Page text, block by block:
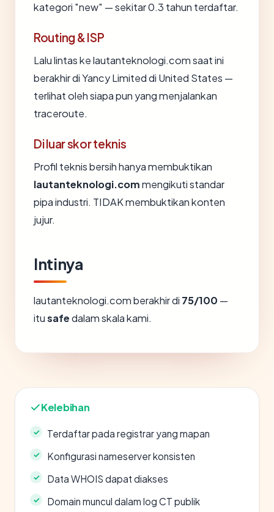
kategori "new" — sekitar 0.3 tahun terdaftar.
Routing & ISP
Lalu lintas ke lautanteknologi.com saat ini
berakhir di Yancy Limited di United States —
terlihat oleh siapa pun yang menjalankan
traceroute.
Di luar skor teknis
Profil teknis bersih hanya membuktikan
lautanteknologi.commengikuti standar
pipa industri. TIDAK membuktikan konten
jujur.
Intinya
lautanteknologi.com berakhir di 75/100 —
itusafedalam skala kami.
Kelebihan
Terdaftar pada registrar yang mapan
Konfigurasi nameserver konsisten
Data WHOIS dapat diakses
Domain muncul dalam log CT publik